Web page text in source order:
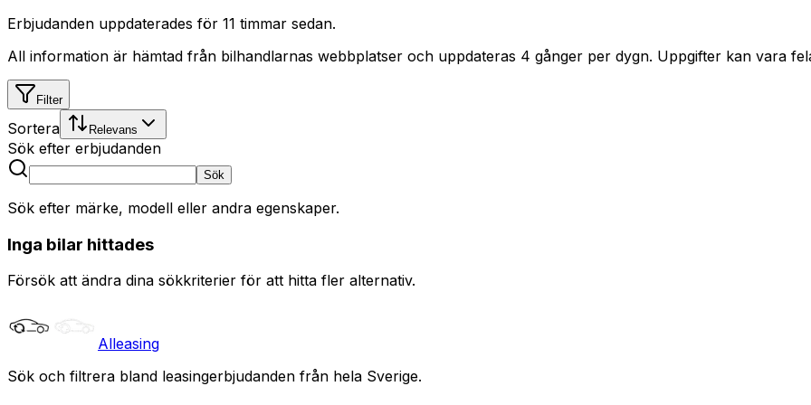
Erbjudanden uppdaterades för 11 timmar sedan.
All information är hämtad från bilhandlarnas webbplatser och uppdateras 4 gånger per dygn. Uppgifter kan vara
Filter
Sortera Relevans
Sök efter erbjudanden
Sök
Sök efter märke, modell eller andra egenskaper.
Inga bilar hittades
Försök att ändra dina sökkriterier för att hitta fler alternativ.
Alleasing
Sök och filtrera bland leasingerbjudanden från hela Sverige.